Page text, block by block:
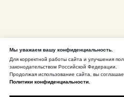
Мы уважаем вашу конфиденциальность.
Для корректной работы сайта и улучшения
законодательством Российской Федерации.
Продолжая использование сайта, вы
Политики конфиденциальности.